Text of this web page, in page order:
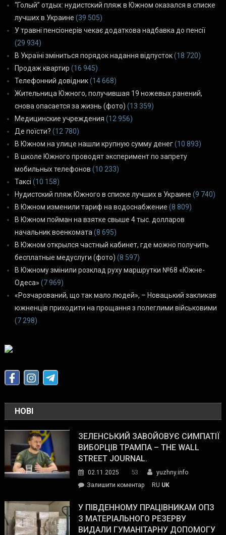
“Голый” отдых: нудистский пляж в Южном оказался в списке
лучших в Украине (39 505)
У травні пенсіонерів чекає додаткова надбавка до пенсії
(29 934)
В Україні зміниться порядок надання відпусток(18 720)
Продаж квартир (16 945)
Телефонний довідник(14 668)
Жительница Южного, получившая 19 ножевых ранений,
снова опасается за жизнь (фото) (13 359)
Медицинские учреждения (12 956)
Де поїсти? (12 780)
В Южном на улице нашли крупную сумму денег(10 893)
В школе Южного проводят эксперимент по запрету
мобильных телефонов (10 233)
Таксі (10 158)
Нудистский пляж Южного в списке лучших в Украине (9 740)
В Южном изменили тариф на водоснабжение (8 809)
В Южном пойман на взятке свыше 4 тыс. долларов
начальник военкомата (8 695)
В Южном открылся частный кабинет, где можно получить
бесплатные медуслуги (фото) (8 597)
В Южному змінили розклад руху маршрутки №68 «Южне-
Одеса» (7 969)
«Розчарований, що так мало людей», – Новацький закликав
южненців приходити на прощання з полеглими військовими
(7 298)
НОВІ
ЗЕЛЕНСЬКИЙ ЗАВОЙОВУЄ СИМПАТІЇ
ВИБОРЦІВ ТРАМПА – THE WALL
STREET JOURNAL.
02.11.2025 53
yuzhny.info
Залишити коментарon
завойовує
симпатії
виборців
RU UK
У ПІВДЕННОМУ ПРАЦІВНИКАМ ОПЗ
З МАТЕРІАЛЬНОГО РЕЗЕРВУ
ВИДАЛИ ГУМАНІТАРНУ ДОПОМОГУ